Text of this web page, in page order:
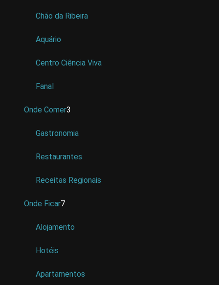
Chão da Ribeira
Aquário
Centro Ciência Viva
Fanal
Onde Comer3
Gastronomia
Restaurantes
Receitas Regionais
Onde Ficar7
Alojamento
Hotéis
Apartamentos